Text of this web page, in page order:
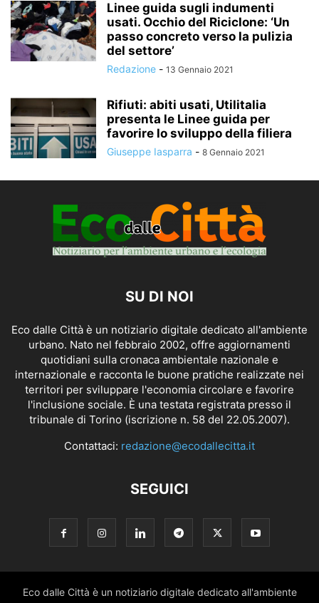
Linee guida sugli indumenti
usati. Occhio del Riciclone: ‘Un
passo concreto verso la pulizia
del settore’
Redazione - 13 Gennaio 2021
Rifiuti: abiti usati, Utilitalia
presenta le Linee guida per
favorire lo sviluppo della filiera
Giuseppe Iasparra - 8 Gennaio 2021
SU DI NOI
Eco dalle Città è un notiziario digitale dedicato all'ambiente
urbano. Nato nel febbraio 2002, offre aggiornamenti
quotidiani sulla cronaca ambientale nazionale e
internazionale e racconta le buone pratiche realizzate nei
territori per sviluppare l'economia circolare e favorire
l'inclusione sociale. È una testata registrata presso il
tribunale di Torino (iscrizione n. 58 del 22.05.2007).
Contattaci: redazione@ecodallecitta.it
SEGUICI
Eco dalle Città è un notiziario digitale dedicato all'ambiente